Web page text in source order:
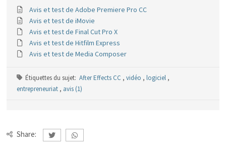
Avis et test de Adobe Premiere Pro CC
Avis et test de iMovie
Avis et test de Final Cut Pro X
Avis et test de Hitfilm Express
Avis et test de Media Composer
Étiquettes du sujet: After Effects CC , vidéo , logiciel ,
entrepreneuriat , avis (1)
Share: